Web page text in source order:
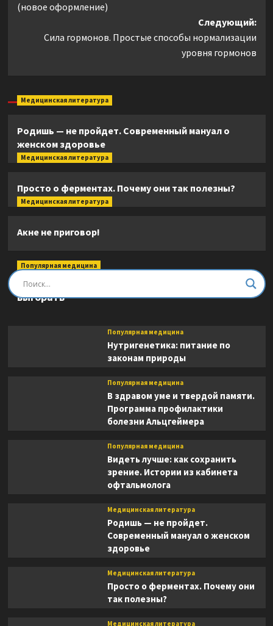
(новое оформление)
Следующий:
Сила гормонов. Простые способы нормализации
уровня гормонов
Медицинская литература
Родишь — не пройдет. Современный мануал о
женском здоровье
Медицинская литература
Просто о ферментах. Почему они так полезны?
Медицинская литература
Акне не приговор!
Популярная медицина
Быть врачом. Как помогать, развиваться и не
выгорать
Популярная медицина
Нутригенетика: питание по
законам природы
Популярная медицина
В здравом уме и твердой памяти.
Программа профилактики
болезни Альцгеймера
Популярная медицина
Видеть лучше: как сохранить
зрение. Истории из кабинета
офтальмолога
Медицинская литература
Родишь — не пройдет.
Современный мануал о женском
здоровье
Медицинская литература
Просто о ферментах. Почему они
так полезны?
Медицинская литература